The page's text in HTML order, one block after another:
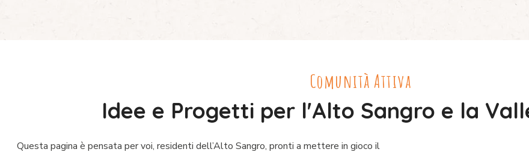
Comunità Attiva
Idee e Progetti per l'Alto Sangro e la
Questa pagina è pensata per voi, residenti dell’Alto Sangro, pronti a mettere in gioco il